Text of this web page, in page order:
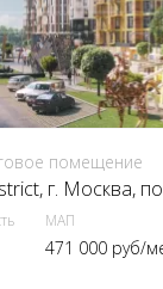
помещение
МАП
471 000 руб/